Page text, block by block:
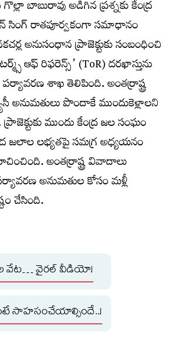
బాబురావు అడిగిన ప్రశ్నకు కేంద్ర
సింగ్ రాతపూర్వకంగా సమాధానం
అనుసంధాన ప్రాజెక్టుకు సంబంధించి
ఆఫ్ రిఫరెన్స్’ (ToR) దరఖాస్తును
శాఖ తెలిపింది. అంతర్రాష్ట్ర
అనుమతులు పొందాకే ముందుకెళ్లాలని
ముందు కేంద్ర జల సంఘం
జలాల లభ్యతపై సమగ్ర అధ్యయనం
అంతర్రాష్ట్ర వివాదాలు
అనుమతుల కోసం మళ్లీ
చేసింది.
వేట… వైరల్ వీడియో!
సాహసంచేయాల్సిందే..!